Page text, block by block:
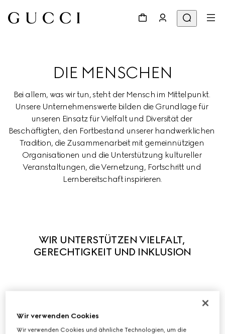
DIE MENSCHEN
Bei allem, was wir tun, steht der Mensch im Mittelpunkt.
Unsere Unternehmenswerte bilden die Grundlage für
unseren Einsatz für Vielfalt und Diversität der
Beschäftigten, den Fortbestand unserer handwerklichen
Tradition, die Zusammenarbeit mit gemeinnützigen
Organisationen und die Unterstützung kultureller
Veranstaltungen, die Vernetzung, Fortschritt und
Lernbereitschaft inspirieren.
WIR UNTERSTÜTZEN VIELFALT,
GERECHTIGKEIT UND INKLUSION
In Einklang mit unseren Prinzipien unterstützen wir aktiv
die Vielfalt in all ihren Formen, damit jeder Mensch seine
Individualität frei ausdrücken kann. Wir glauben, dass
Wir verwenden Cookies
Wir verwenden Cookies und ähnliche Technologien, um die